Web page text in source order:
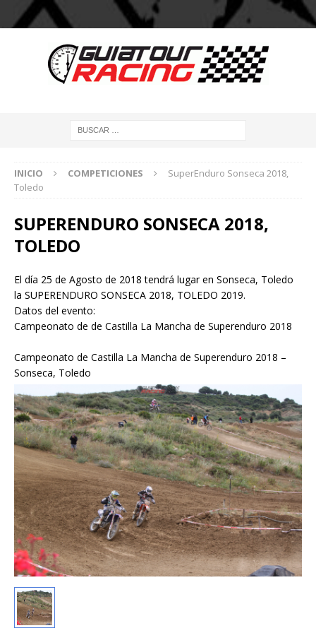
INICIO COMPETICIONES
SuperEnduro Sonseca 2018,
Toledo
SUPERENDURO SONSECA 2018,
TOLEDO
El día 25 de Agosto de 2018 tendrá lugar en Sonseca, Toledo
la SUPERENDURO SONSECA 2018, TOLEDO 2019.
Datos del evento:
Campeonato de de Castilla La Mancha de Superenduro 2018
Campeonato de Castilla La Mancha de Superenduro 2018 –
Sonseca, Toledo